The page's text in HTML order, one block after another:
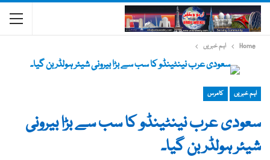
Home اہم خبریں
اہم خبریں کامرس
سعودی عرب نینٹینڈو کا سب سے بڑا بیرونی
شیئر ہولڈر بن گیا۔